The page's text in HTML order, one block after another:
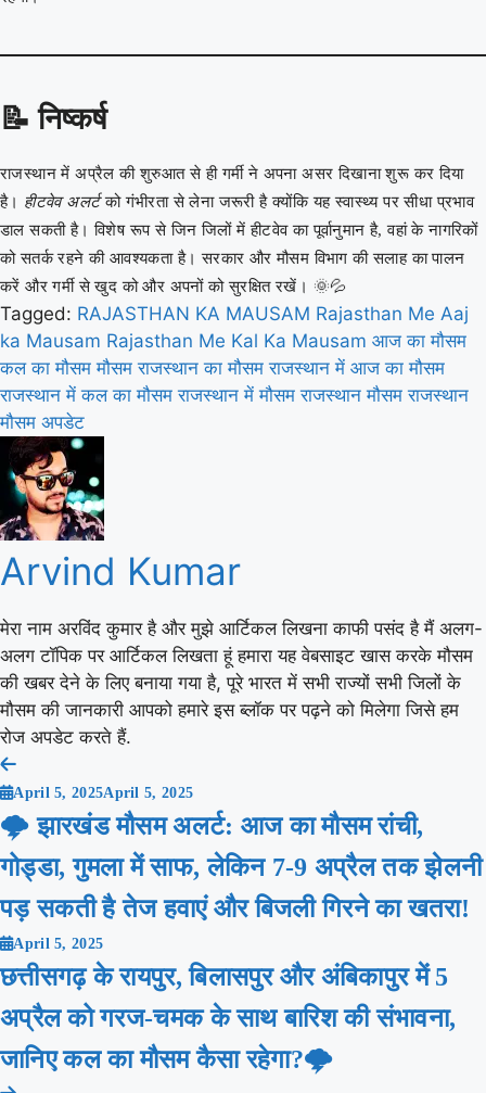
📝निष्कर्ष
राजस्थान में अप्रैल की शुरुआत से ही गर्मी ने अपना असर दिखाना शुरू कर दिया
है। हीटवेव अलर्टको गंभीरता से लेना जरूरी है क्योंकि यह स्वास्थ्य पर सीधा प्रभाव
डाल सकती है। विशेष रूप से जिन जिलों में हीटवेव का पूर्वानुमान है, वहां के नागरिकों
को सतर्क रहने की आवश्यकता है। सरकार और मौसम विभाग की सलाह का पालन
करें और गर्मी से खुद को और अपनों को सुरक्षित रखें। 🌞💦
Tagged: RAJASTHAN KA MAUSAM Rajasthan Me Aaj
ka Mausam Rajasthan Me Kal Ka Mausam आज का मौसम
कल का मौसम मौसम राजस्थान का मौसम राजस्थान में आज का मौसम
राजस्थान में कल का मौसम राजस्थान में मौसम राजस्थान मौसम राजस्थान
मौसम अपडेट
Arvind Kumar
मेरा नाम अरविंद कुमार है और मुझे आर्टिकल लिखना काफी पसंद है मैं अलग-
अलग टॉपिक पर आर्टिकल लिखता हूं हमारा यह वेबसाइट खास करके मौसम
की खबर देने के लिए बनाया गया है, पूरे भारत में सभी राज्यों सभी जिलों के
मौसम की जानकारी आपको हमारे इस ब्लॉक पर पढ़ने को मिलेगा जिसे हम
रोज अपडेट करते हैं.
Post
navigation
April 5, 2025April 5, 2025
🌩️ झारखंड मौसम अलर्ट: आज का मौसम रांची,
गोड्डा, गुमला में साफ, लेकिन 7-9 अप्रैल तक झेलनी
पड़ सकती है तेज हवाएं और बिजली गिरने का खतरा!
April 5, 2025
छत्तीसगढ़ के रायपुर, बिलासपुर और अंबिकापुर में 5
अप्रैल को गरज-चमक के साथ बारिश की संभावना,
जानिए कल का मौसम कैसा रहेगा?🌩️